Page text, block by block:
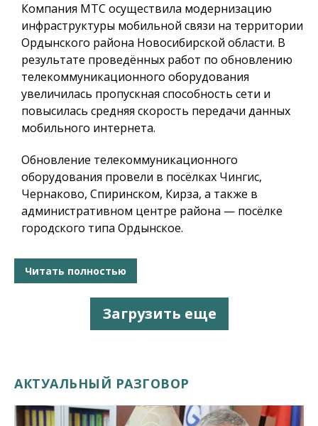
Компания МТС осуществила модернизацию
инфраструктуры мобильной связи на территории
Ордынского района Новосибирской области. В
результате проведённых работ по обновлению
телекоммуникационного оборудования
увеличилась пропускная способность сети и
повысилась средняя скорость передачи данных
мобильного интернета.
Обновление телекоммуникационного
оборудования провели в посёлках Чингис,
Чернаково, Спиринском, Кирза, а также в
административном центре района — посёлке
городского типа Ордынское.
Читать полностью
Загрузить еще
АКТУАЛЬНЫЙ РАЗГОВОР